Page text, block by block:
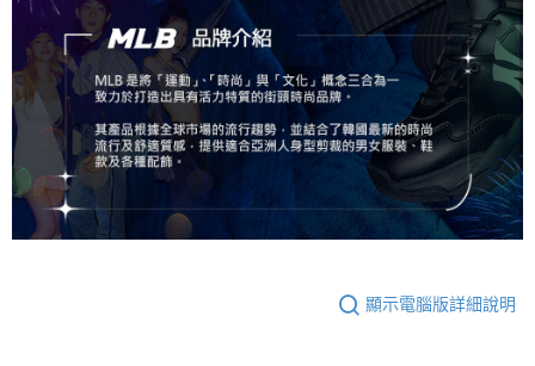
顯示電腦版詳細說明